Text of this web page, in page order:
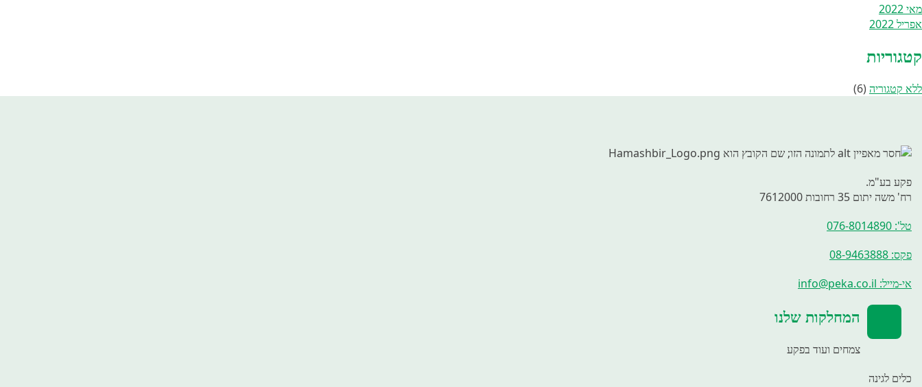
מאי 2022
אפריל 2022
קטגוריות
ללא קטגוריה(6)
פקע בע"מ.
רח' משה יתום 35 רחובות 7612000
טל': 076-8014890
פקס: 08-9463888
אי-מייל: info@peka.co.il
המחלקות שלנו
צמחים ועוד בפקע
כלים לגינה